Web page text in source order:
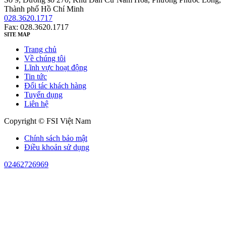
Thành phố Hồ Chí Minh
028.3620.1717
Fax: 028.3620.1717
SITE MAP
Trang chủ
Về chúng tôi
Lĩnh vực hoạt động
Tin tức
Đối tác khách hàng
Tuyển dụng
Liên hệ
Copyright © FSI Việt Nam
Chính sách bảo mật
Điều khoản sử dụng
02462726969